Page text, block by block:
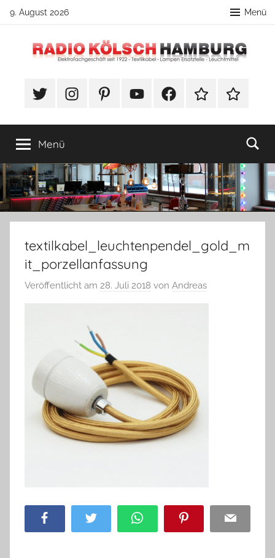
Zum
springen
9. August 2026 Menü
Radio
Hamburg
Lampenbau
#TwitterInstagramPinterestYouTubeFacebookTikTok Webshop
Menü
textilkabel_leuchtenpendel_gold_m
it_porzellanfassung
Veröffentlicht am 28. Juli 2018 von Andreas
Facebook Twitter WhatsApp Pinterest Email